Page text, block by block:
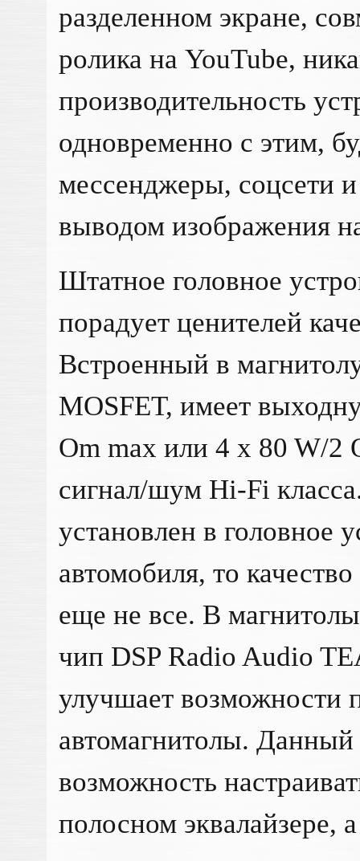
разделенном экране,
ролика на YouTube,
производительность
одновременно с этим,
мессенджеры, соцсети
выводом изображения
Штатное головное
порадует ценителей
Встроенный в
MOSFET, имеет
Om max или 4 x 80 W/2
сигнал/шум Hi-Fi
установлен в головное
автомобиля, то
еще не все. В
чип DSP Radio Audio
улучшает возможности
автомагнитолы. Данный
возможность
полосном эквалайзере,